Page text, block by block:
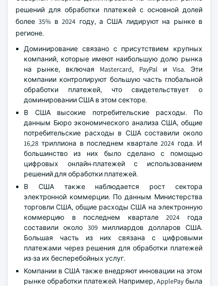
решений для обработки платежей с основной долей
более 35% в 2024 году, а США лидируют на рынке в
регионе.
Доминирование связано с присутствием крупных
компаний, которые имеют наибольшую долю рынка
на рынке, включая Mastercard, PayPal и Visa. Эти
компании контролируют большую часть глобальной
обработки платежей, что свидетельствует о
доминировании США в этом секторе.
В США высокие потребительские расходы. По
данным Бюро экономического анализа США, общие
потребительские расходы в США составили около
16,28 триллиона в последнем квартале 2024 года. И
большинство из них было сделано с помощью
цифровых онлайн-платежей с использованием
решений для обработки платежей.
В США также наблюдается рост сектора
электронной коммерции. По данным Министерства
торговли США, общие расходы США на электронную
коммерцию в последнем квартале 2024 года
составили около 309 миллиардов долларов США.
Большая часть из них связана с цифровыми
платежами через решения для обработки платежей
из-за их бесперебойных услуг.
Компании в США также внедряют инновации на этом
рынке обработки платежей. Например, ApplePay была